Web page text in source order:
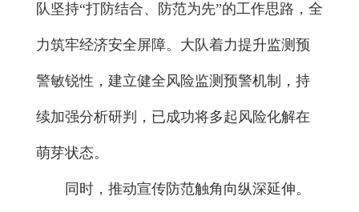
队坚持“打防结合、防范为先”的工作思路，全
力筑牢经济安全屏障。大队着力提升监测预
警敏锐性，建立健全风险监测预警机制，持
续加强分析研判，已成功将多起风险化解在
萌芽状态。
同时，推动宣传防范触角向纵深延伸。